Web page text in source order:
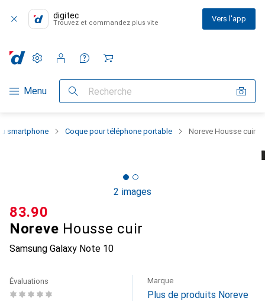
digitec
Trouvez et commandez plus vite Vers l'app
Navigation par catégorie
Menu Recherche
Paramètres
Compte client
Listes de comparaison
Listes d'envies
Panier
smartphone Coque pour téléphone portable Noreve Housse cuir
2 images
Noreve Housse cuir
Samsung Galaxy Note 10
CHF
83.90
Évaluations Marque
Plus de produits Noreve